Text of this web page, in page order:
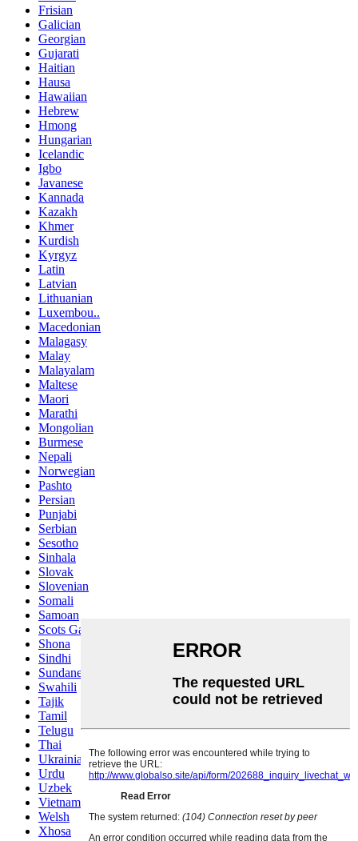
Frisian
Galician
Georgian
Gujarati
Haitian
Hausa
Hawaiian
Hebrew
Hmong
Hungarian
Icelandic
Igbo
Javanese
Kannada
Kazakh
Khmer
Kurdish
Kyrgyz
Latin
Latvian
Lithuanian
Luxembou..
Macedonian
Malagasy
Malay
Malayalam
Maltese
Maori
Marathi
Mongolian
Burmese
Nepali
Norwegian
Pashto
Persian
Punjabi
Serbian
Sesotho
Sinhala
Slovak
Slovenian
Somali
Samoan
Scots Gaelic
Shona
Sindhi
Sundanese
Swahili
Tajik
Tamil
Telugu
Thai
Ukrainian
Urdu
Uzbek
Vietnamese
Welsh
Xhosa